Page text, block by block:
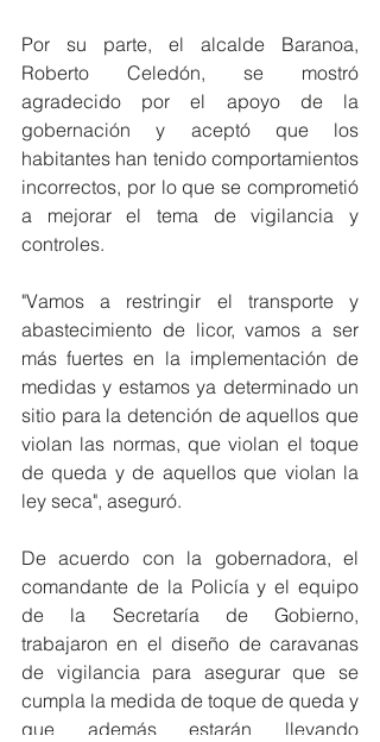
Por su parte, el alcalde Baranoa,
Roberto Celedón, se mostró
agradecido por el apoyo de la
gobernación y aceptó que los
habitantes han tenido comportamientos
incorrectos, por lo que se comprometió
a mejorar el tema de vigilancia y
controles.
"Vamos a restringir el transporte y
abastecimiento de licor, vamos a ser
más fuertes en la implementación de
medidas y estamos ya determinado un
sitio para la detención de aquellos que
violan las normas, que violan el toque
de queda y de aquellos que violan la
ley seca", aseguró.
De acuerdo con la gobernadora, el
comandante de la Policía y el equipo
de la Secretaría de Gobierno,
trabajaron en el diseño de caravanas
de vigilancia para asegurar que se
cumpla la medida de toque de queda y
que además estarán llevando